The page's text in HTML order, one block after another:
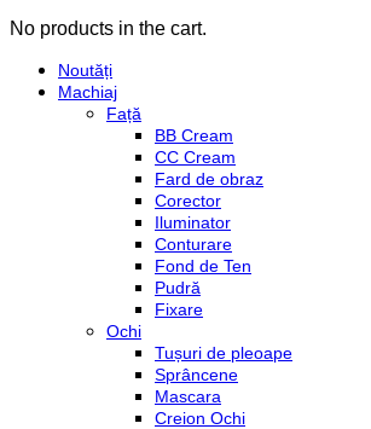
No products in the cart.
Noutăți
Machiaj
Față
BB Cream
CC Cream
Fard de obraz
Corector
Iluminator
Conturare
Fond de Ten
Pudră
Fixare
Ochi
Tușuri de pleoape
Sprâncene
Mascara
Creion Ochi